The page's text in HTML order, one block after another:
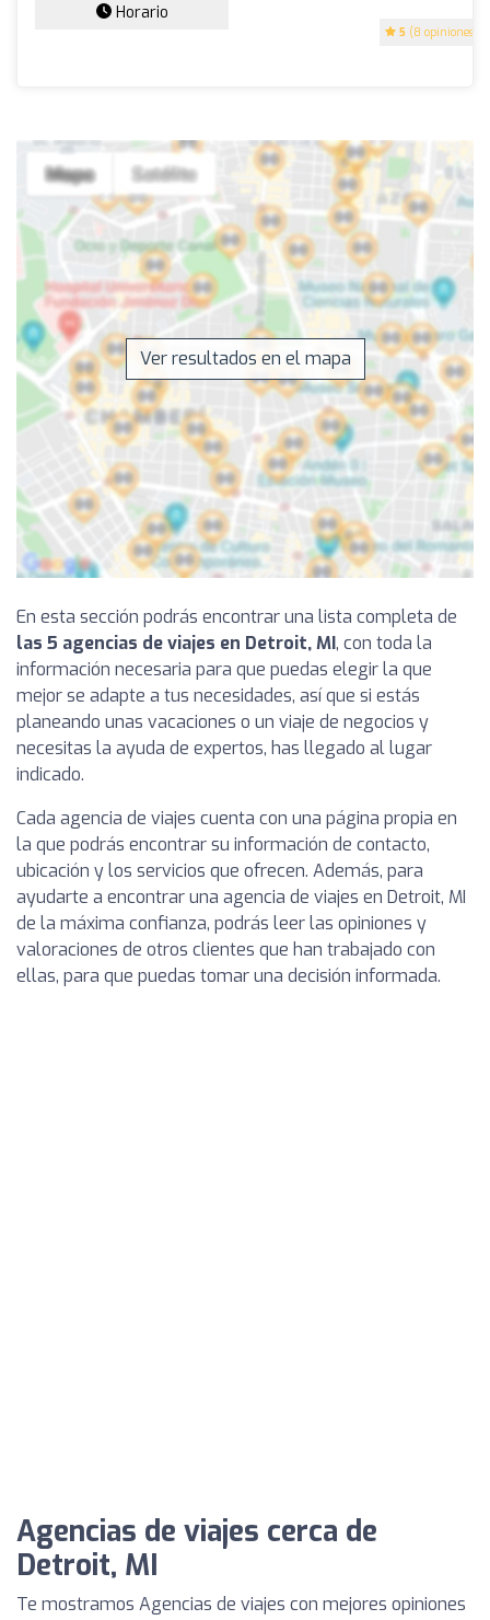
5 (8 opiniones)
Horario
Ver resultados en el mapa
En esta sección podrás encontrar una lista completa de
las 5 agencias de viajes en Detroit, MI, con toda la
información necesaria para que puedas elegir la que
mejor se adapte a tus necesidades, así que si estás
planeando unas vacaciones o un viaje de negocios y
necesitas la ayuda de expertos, has llegado al lugar
indicado.
Cada agencia de viajes cuenta con una página propia en
la que podrás encontrar su información de contacto,
ubicación y los servicios que ofrecen. Además, para
ayudarte a encontrar una agencia de viajes en Detroit, MI
de la máxima confianza, podrás leer las opiniones y
valoraciones de otros clientes que han trabajado con
ellas, para que puedas tomar una decisión informada.
Agencias de viajes cerca de
Detroit, MI
Te mostramos Agencias de viajes con mejores opiniones